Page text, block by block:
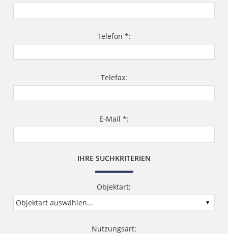
Telefon *:
Telefax:
E-Mail *:
IHRE SUCHKRITERIEN
Objektart:
Nutzungsart: